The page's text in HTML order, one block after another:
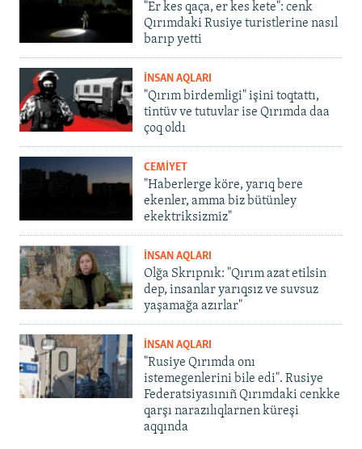
"Er kes qaça, er kes kete": cenk
Qırımdaki Rusiye turistlerine nasıl
barıp yetti
İNSAN AQLARI
"Qırım birdemligi" işini toqtattı,
tintüv ve tutuvlar ise Qırımda daa
çoq oldı
CEMİYET
"Haberlerge köre, yarıq bere
ekenler, amma biz bütünley
ekektriksizmiz"
İNSAN AQLARI
Olğa Skrıpnık: "Qırım azat etilsin
dep, insanlar yarıqsız ve suvsuz
yaşamağa azırlar"
İNSAN AQLARI
"Rusiye Qırımda onı
istemegenlerini bile edi". Rusiye
Federatsiyasınıñ Qırımdaki cenkke
qarşı narazılıqlarnen küreşi
aqqında